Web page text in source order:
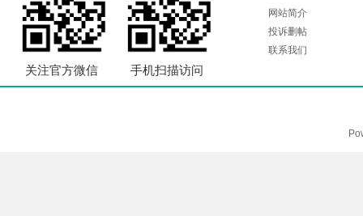
关注官方微信 手机扫描访问
网站简介
投诉删帖
联系我们